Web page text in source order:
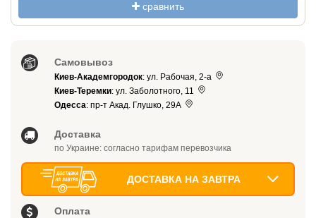
сравнить
Самовывоз
Киев-Академгородок: ул. Рабочая, 2-а
Киев-Теремки: ул. Заболотного, 11
Одесса: пр-т Акад. Глушко, 29А
Доставка
по Украине: согласно тарифам перевозчика
ДОСТАВКА НА ЗАВТРА
Оплата